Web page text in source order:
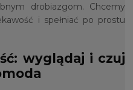
drobiazgom. Chcemy
i spełniać po prostu
wyglądaj i czuj